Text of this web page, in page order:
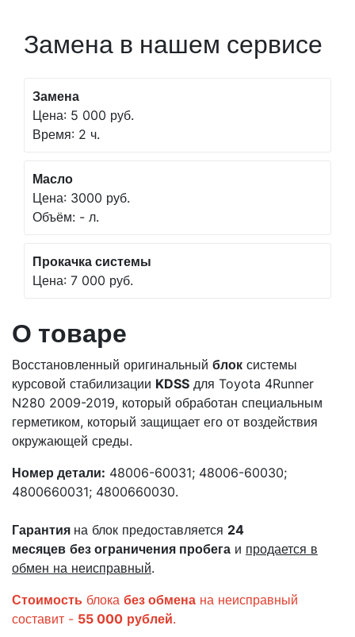
О товаре
Восстановленный оригинальный блок системы
курсовой стабилизации KDSS для Toyota 4Runner
N280 2009-2019, который обработан специальным
герметиком, который защищает его от воздействия
окружающей среды.
Номер детали: 48006-60031; 48006-60030;
4800660031; 4800660030.
Гарантия на блок предоставляется 24
месяцев без ограничения пробега и продается в
обмен на неисправный.
Стоимость блока без обмена на неисправный
составит - 55 000 рублей.
Замена в нашем сервисе
Замена
Цена: 5 000 руб.
Время: 2 ч.
Масло
Цена: 3000 руб.
Объём: - л.
Прокачка системы
Цена: 7 000 руб.